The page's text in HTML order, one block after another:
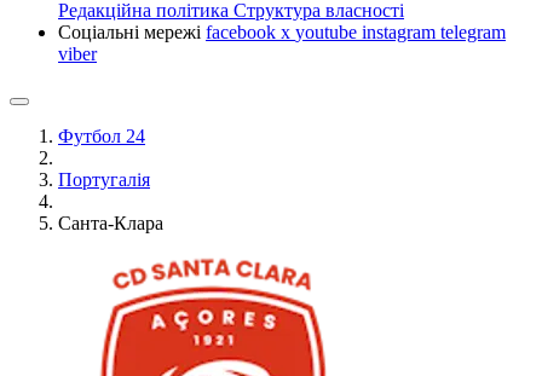
Редакційна політика Структура власності
Соціальні мережі facebook x youtube instagram telegram
viber
Футбол 24
Португалія
Санта-Клара